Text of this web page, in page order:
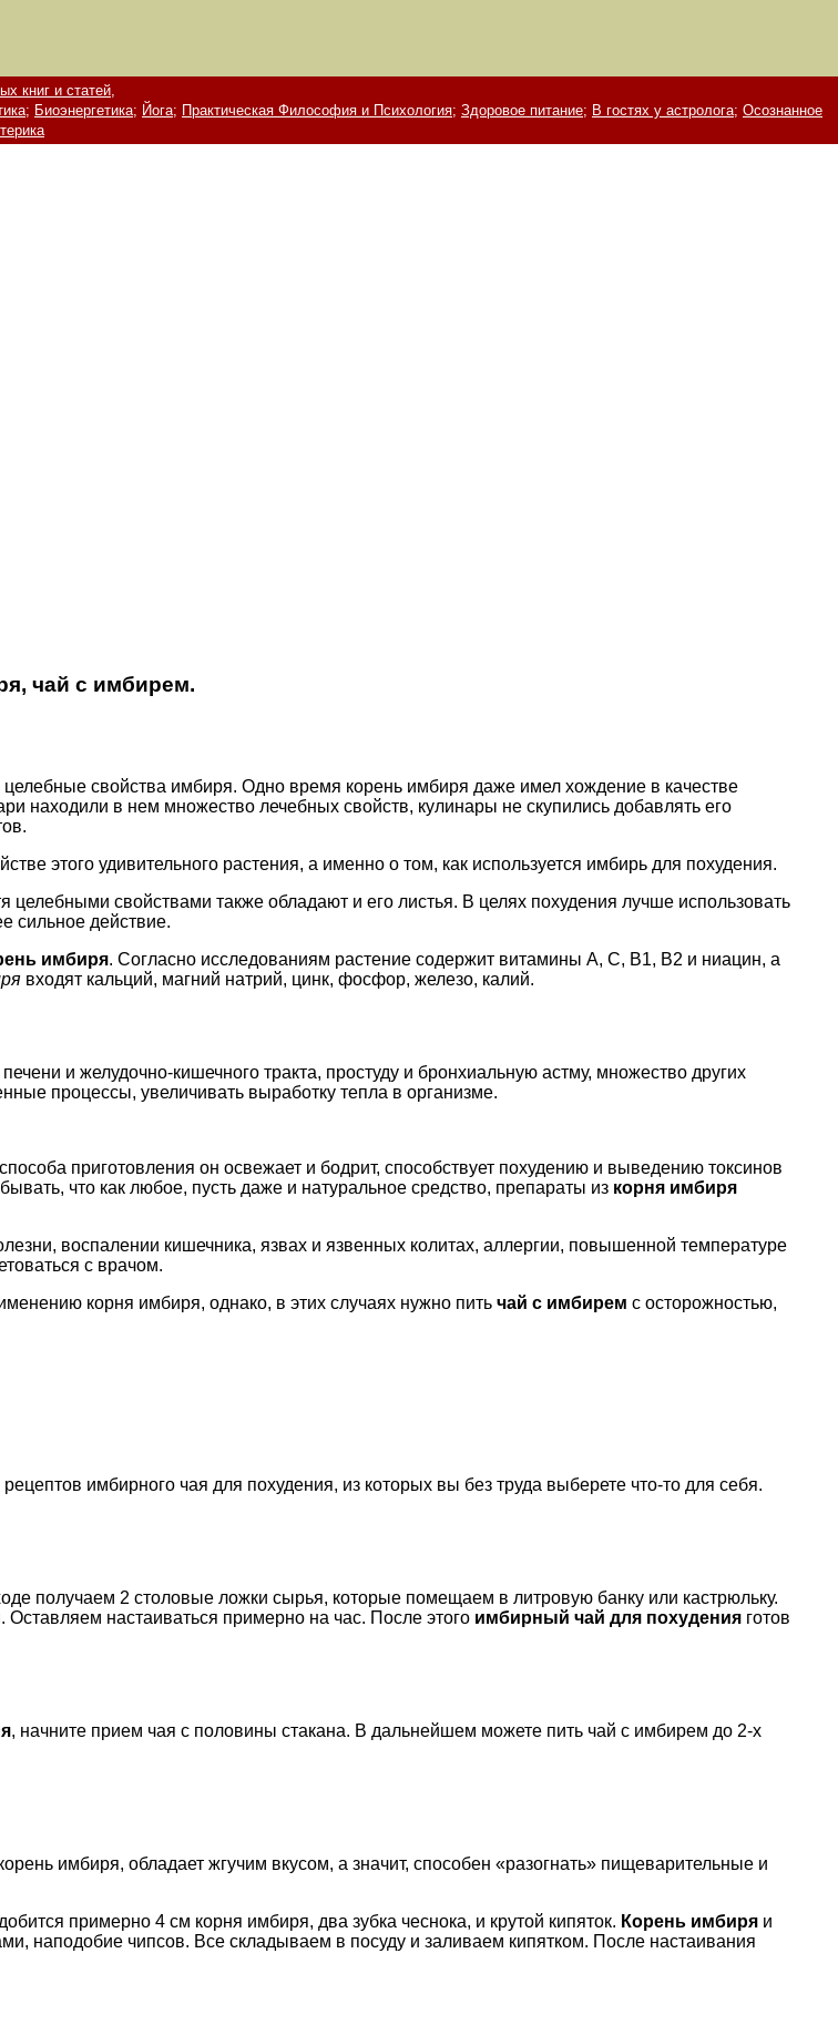
книг и статей,
Биоэнергетика; Йога; Практическая Философия и Психология; Здоровое питание; В гостях у астролога; Осознанное
чай с имбирем.
свойства имбиря. Одно время корень имбиря даже имел хождение в качестве
находили в нем множество лечебных свойств, кулинары не скупились добавлять его
этого удивительного растения, а именно о том, как используется имбирь для похудения.
целебными свойствами также обладают и его листья. В целях похудения лучше использовать
сильное действие.
имбиря. Согласно исследованиям растение содержит витамины А, С, В1, В2 и ниацин, а
входят кальций, магний натрий, цинк, фосфор, железо, калий.
и желудочно-кишечного тракта, простуду и бронхиальную астму, множество других
процессы, увеличивать выработку тепла в организме.
приготовления он освежает и бодрит, способствует похудению и выведению токсинов
что как любое, пусть даже и натуральное средство, препараты из корня имбиря
воспалении кишечника, язвах и язвенных колитах, аллергии, повышенной температуре
с врачом.
корня имбиря, однако, в этих случаях нужно пить чай с имбирем с осторожностью,
имбирного чая для похудения, из которых вы без труда выберете что-то для себя.
получаем 2 столовые ложки сырья, которые помещаем в литровую банку или кастрюльку.
настаиваться примерно на час. После этого имбирный чай для похудения готов
, начните прием чая с половины стакана. В дальнейшем можете пить чай с имбирем до 2-х
имбиря, обладает жгучим вкусом, а значит, способен «разогнать» пищеварительные и
примерно 4 см корня имбиря, два зубка чеснока, и крутой кипяток. Корень имбиря и
наподобие чипсов. Все складываем в посуду и заливаем кипятком. После настаивания